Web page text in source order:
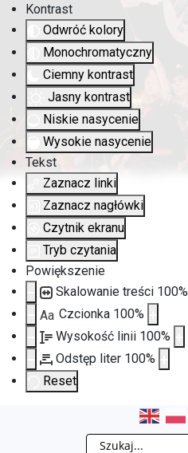
Kontrast
Odwróć kolory
Monochromatyczny
Ciemny kontrast
Jasny kontrast
Niskie nasycenie
Wysokie nasycenie
Tekst
Zaznacz linki
Zaznacz nagłówki
Czytnik ekranu
Tryb czytania
Powiększenie
Skalowanie treści 100%
Aa Czcionka 100%
Wysokość linii 100%
Odstęp liter 100%
Reset
Przejdź
Przejdź
Przejdź
PrzejdźSzukaj